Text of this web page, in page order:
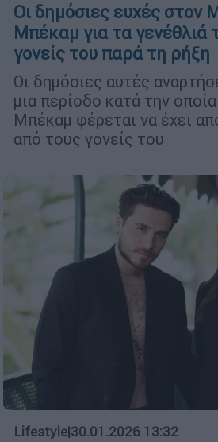
Οι δημόσιες ευχές στον
Μπέκαμ για τα γενέθλιά
γονείς του παρά τη ρήξη
Οι δημόσιες αυτές
μια περίοδο κατά την
Μπέκαμ φέρεται να έχει
από τους γονείς του
Lifestyle|30.01.2026 13:32